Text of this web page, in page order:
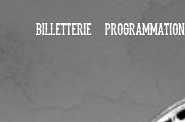
BILLETTERIE PROGRAMMATION